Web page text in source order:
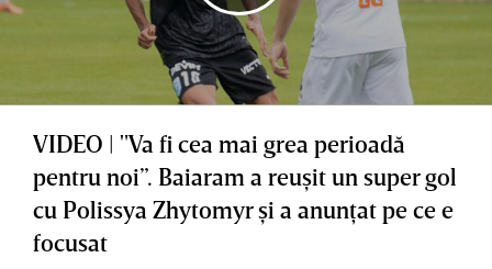
VIDEO | "Va fi cea mai grea perioadă
pentru noi”. Baiaram a reuşit un super gol
cu Polissya Zhytomyr şi a anunţat pe ce e
focusat